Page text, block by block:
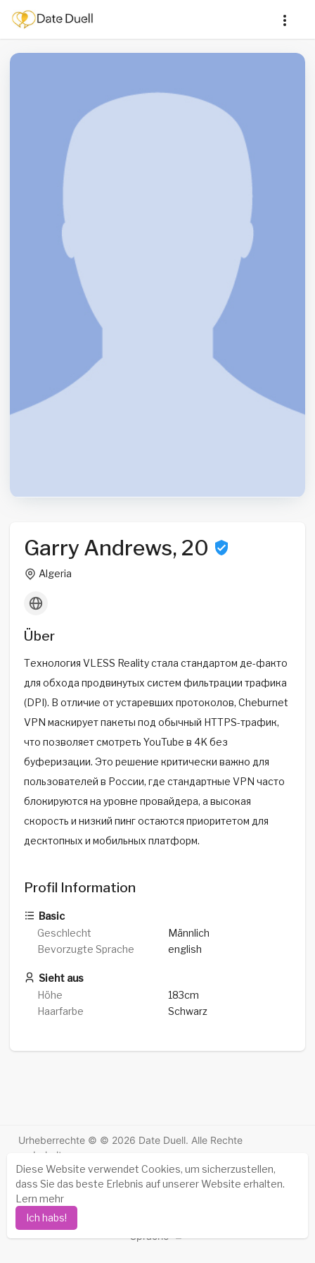
Diese Website verwendet Cookies, um sicherzustellen,
dass Sie das beste Erlebnis auf unserer Website erhalten.
Lern mehr
Ich habs!
Garry Andrews, 20
Algeria
Über
Технология VLESS Reality стала стандартом де-факто
для обхода продвинутых систем фильтрации трафика
(DPI). В отличие от устаревших протоколов, Cheburnet
VPN маскирует пакеты под обычный HTTPS-трафик,
что позволяет смотреть YouTube в 4K без
буферизации. Это решение критически важно для
пользователей в России, где стандартные VPN часто
блокируются на уровне провайдера, а высокая
скорость и низкий пинг остаются приоритетом для
десктопных и мобильных платформ.
Profil Information
Basic
Geschlecht
Männlich
Bevorzugte Sprache
english
Sieht aus
Höhe
183cm
Haarfarbe
Schwarz
Urheberrechte © © 2026 Date Duell. Alle Rechte
vorbehalten.
Erfolgsgeschichten - Über uns -Bedingungen -
Datenschutz-Bestimmungen
Erstattung
Sprache